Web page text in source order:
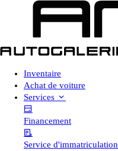
Inventaire
Achat de voiture
Services
Financement
Service d'immatriculation